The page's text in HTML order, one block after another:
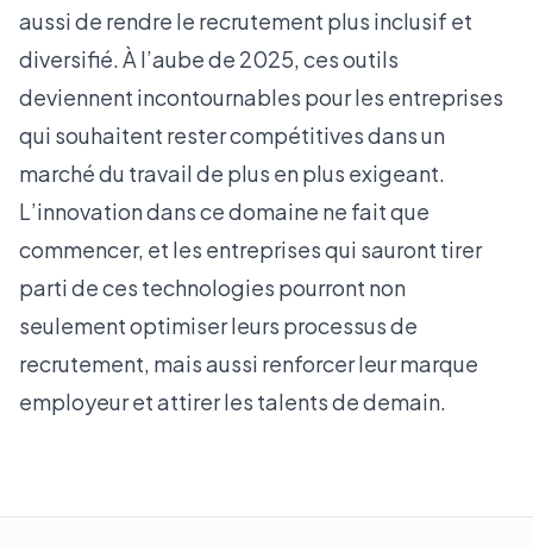
aussi de rendre le recrutement plus inclusif et
diversifié. À l’aube de 2025, ces outils
deviennent incontournables pour les entreprises
qui souhaitent rester compétitives dans un
marché du travail de plus en plus exigeant.
L’innovation dans ce domaine ne fait que
commencer, et les entreprises qui sauront tirer
parti de ces technologies pourront non
seulement optimiser leurs processus de
recrutement, mais aussi renforcer leur marque
employeur et attirer les talents de demain.